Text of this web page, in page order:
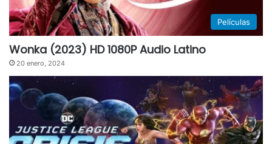
Películas
Wonka (2023) HD 1080P Audio Latino
20 enero, 2024